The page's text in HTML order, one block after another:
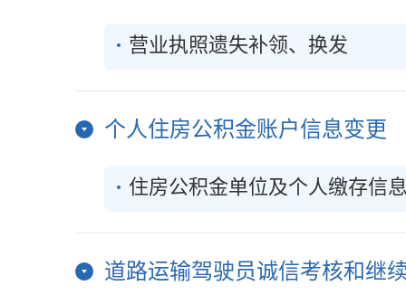
营业执照遗失补领、换发
个人住房公积金账户信息变更
住房公积金单位及个人缴存信
道路运输驾驶员诚信考核和继